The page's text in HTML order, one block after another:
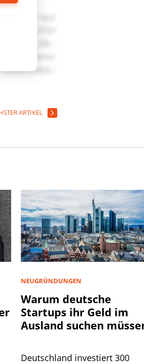
ARTIKEL
NEUGRÜNDUNGEN
Warum deutsche
Startups ihr Geld im
Ausland suchen
Deutschland investiert 300